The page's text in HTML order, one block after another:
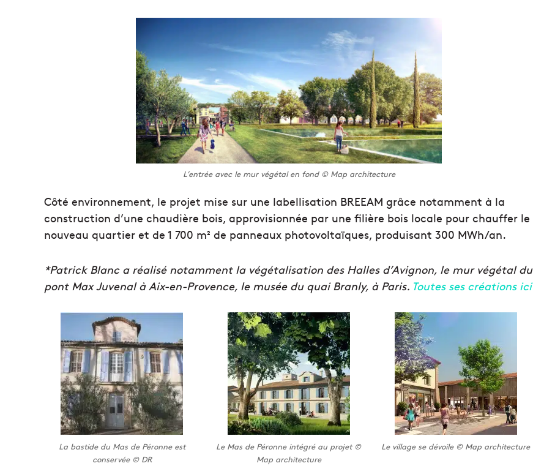
L’entrée avec le mur végétal en fond © Map architecture
Côté environnement, le projet mise sur une labellisation BREEAM grâce notamment à la
construction d’une chaudière bois, approvisionnée par une filière bois locale pour chauffer le
nouveau quartier et de 1 700 m² de panneaux photovoltaïques, produisant 300 MWh/an.
*Patrick Blanc a réalisé notamment la végétalisation des Halles d’Avignon, le mur végétal du
pont Max Juvenal à Aix-en-Provence, le musée du quai Branly, à Paris. Toutes ses créations ici
La bastide du Mas de Péronne est
conservée © DR
Le Mas de Péronne intégré au projet ©
Map architecture
Le village se dévoile © Map architecture